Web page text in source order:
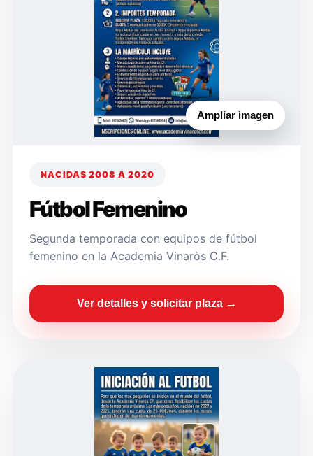
Ampliar imagen
NACIDAS 2008 A 2020
Fútbol Femenino
Segunda temporada con equipos de fútbol
femenino en la Academia Vinaròs C.F.
Ver detalles y solicitar plaza →